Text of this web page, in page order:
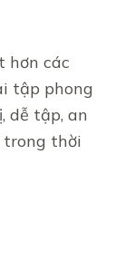
hơn các
tập phong
dễ tập, an
trong thời